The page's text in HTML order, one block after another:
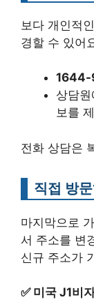
보다 개인적
경할 수 있어
상담
보를
전화 상담은
직접 방
마지막으로
서 주소를 변
신규 주소가
✅ 미국 J1비